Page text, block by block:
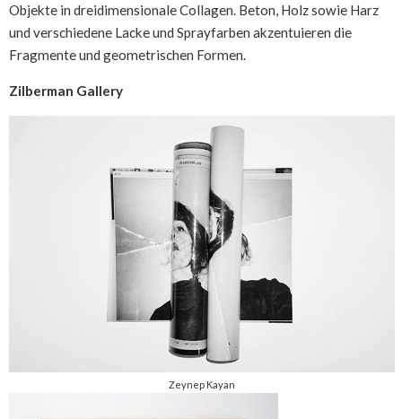
Objekte in dreidimensionale Collagen. Beton, Holz sowie Harz
und verschiedene Lacke und Sprayfarben akzentuieren die
Fragmente und geometrischen Formen.
Zilberman Gallery
Zeynep Kayan